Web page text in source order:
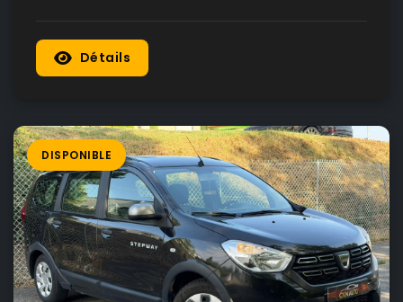
Détails
DISPONIBLE